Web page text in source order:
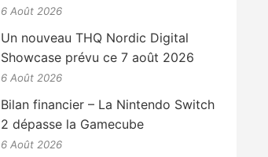
6 Août 2026
Un nouveau THQ Nordic Digital
Showcase prévu ce 7 août 2026
6 Août 2026
Bilan financier – La Nintendo Switch
2 dépasse la Gamecube
6 Août 2026